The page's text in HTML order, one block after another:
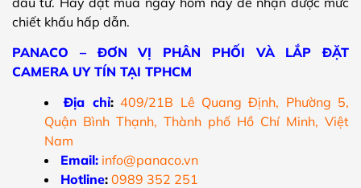
chiết khấu hấp dẫn.
PANACO – ĐƠN VỊ PHÂN PHỐI VÀ LẮP ĐẶT
CAMERA UY TÍN TẠI TPHCM
Địa chỉ: 409/21B Lê Quang Định, Phường 5,
Quận Bình Thạnh, Thành phố Hồ Chí Minh, Việt
Nam
Email: info@panaco.vn
Hotline: 0989 352 251